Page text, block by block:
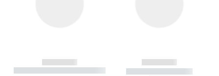
------------
----------- ----------- --------
------------
----------- -----------